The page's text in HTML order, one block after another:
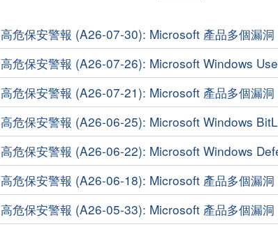
高危保安警報 (A26-07-30): Microsoft 產品多個漏洞
高危保安警報 (A26-07-26): Microsoft Windows
高危保安警報 (A26-07-21): Microsoft 產品多個漏
高危保安警報 (A26-06-25): Microsoft Windows
高危保安警報 (A26-06-22): Microsoft Windows
高危保安警報 (A26-06-18): Microsoft 產品多個漏
高危保安警報 (A26-05-33): Microsoft 產品多個漏洞